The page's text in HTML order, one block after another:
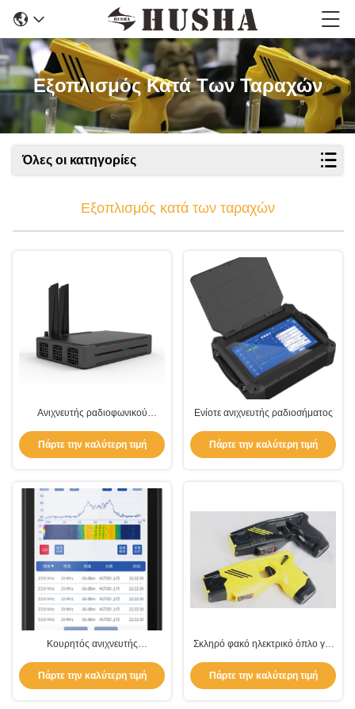
Εξοπλισμός Κατά Των Ταραχών
Όλες οι κατηγορίες
Εξοπλισμός κατά των ταραχών
Ανιχνευτής ραδιοφωνικού
παρακολούθησης και
αντιπαρακολούθησης φάσματος
Πάρτε την καλύτερη τιμή
Ενίοτε ανιχνευτής ραδιοσήματος
Πάρτε την καλύτερη τιμή
Κουρητός ανιχνευτής
Πάρτε την καλύτερη τιμή
Σκληρό φακό ηλεκτρικό όπλο για
Πάρτε την καλύτερη τιμή